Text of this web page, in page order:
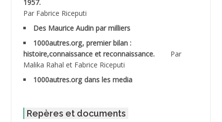
ABDESSELAMI Kouider
ABDESSLEM Ahmed dit le Coiffeur
ABDOUDOU
ABID Mohamed
1957.
Par Fabrice Riceputi
Des Maurice Audin par milliers
1000autres.org, premier bilan :
histoire,connaissance et reconnaissance.
Par
Malika Rahal et Fabrice Riceputi
1000autres.org dans les media
Repères et documents